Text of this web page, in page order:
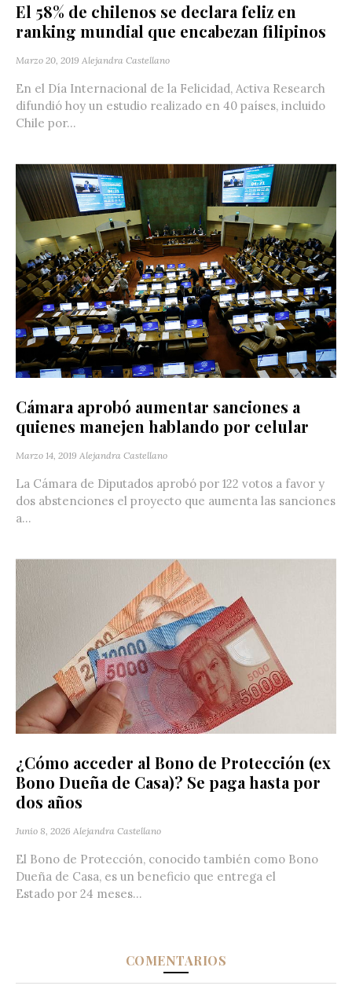
El 58% de chilenos se declara feliz en
ranking mundial que encabezan filipinos
Marzo 20, 2019 Alejandra Castellano
En el Día Internacional de la Felicidad, Activa Research
difundió hoy un estudio realizado en 40 países, incluido
Chile por...
Cámara aprobó aumentar sanciones a
quienes manejen hablando por celular
Marzo 14, 2019 Alejandra Castellano
La Cámara de Diputados aprobó por 122 votos a favor y
dos abstenciones el proyecto que aumenta las sanciones
a...
¿Cómo acceder al Bono de Protección (ex
Bono Dueña de Casa)? Se paga hasta por
dos años
Junio 8, 2026 Alejandra Castellano
El Bono de Protección, conocido también como Bono
Dueña de Casa, es un beneficio que entrega el
Estado por 24 meses...
COMENTARIOS